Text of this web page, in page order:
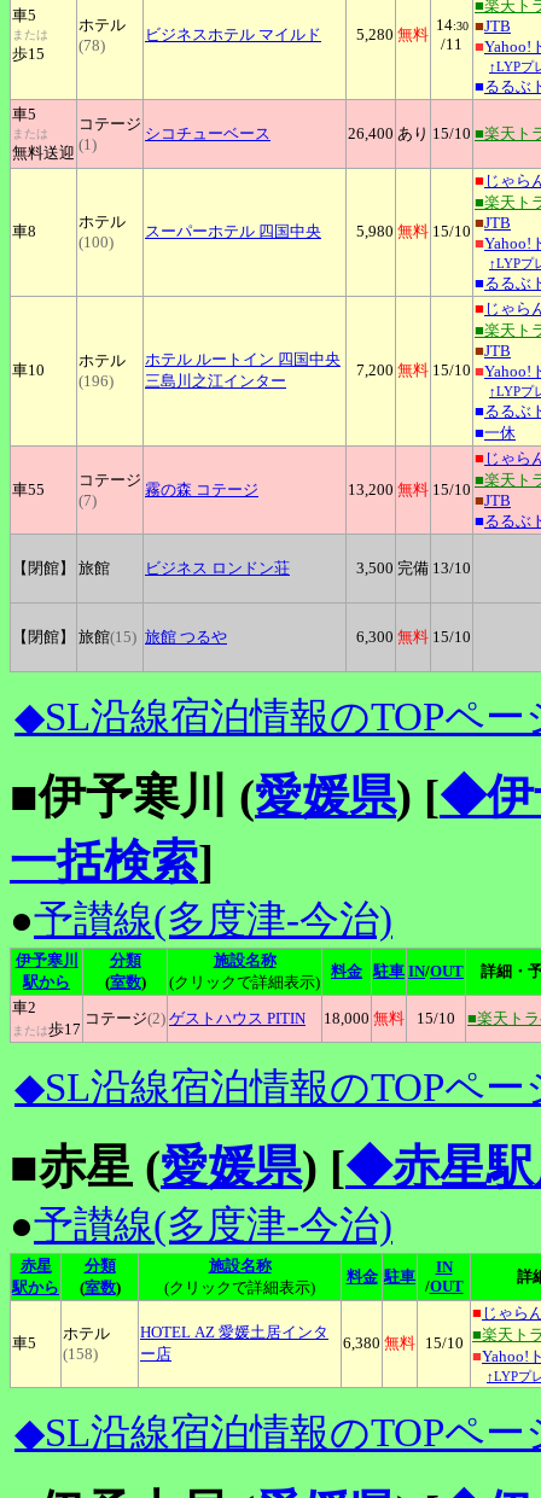
車5
または
歩15
ホテル
(78)
ビジネスホテル マイルド 5,280 無料
14:30
/11
■楽天ト
■JTB
■Yahoo!
↑LYPプ
■るるぶ
車5
または
無料送迎
コテージ
(1)
シコチューベース 26,400 あり 15/10 ■楽天ト
車8
ホテル
(100)
スーパーホテル 四国中央 5,980 無料 15/10
■ じゃら
■楽天ト
■JTB
■Yahoo!
↑LYPプ
■るるぶ
車10
ホテル
(196)
ホテル ルートイン 四国中央
三島川之江インター
7,200 無料 15/10
■ じゃら
■楽天ト
■JTB
■Yahoo!
↑LYPプ
■るるぶ
■一休
車55
コテージ
(7)
霧の森 コテージ 13,200 無料 15/10
■ じゃら
■楽天ト
■JTB
■るるぶ
【閉館】 旅館 ビジネス ロンドン荘 3,500 完備 13/10
【閉館】 旅館(15) 旅館 つるや 6,300 無料 15/10
◆SL沿線宿泊情報のTOPペー
■伊予寒川 (愛媛県) [◆伊
一括検索]
●予讃線(多度津-今治)
伊予寒川
駅から
分類
(室数)
施設名称
(クリックで詳細表示)
料金 駐車 IN/OUT
詳細・
車2
または歩17
コテージ(2) ゲストハウス PITIN 18,000 無料 15/10 ■楽天ト
◆SL沿線宿泊情報のTOPペー
■赤星 (愛媛県) [◆赤星駅
●予讃線(多度津-今治)
赤星
駅から
分類
(室数)
施設名称
(クリックで詳細表示)
料金 駐車
IN
/OUT
詳
車5
ホテル
(158)
HOTEL AZ 愛媛土居インタ
ー店
6,380 無料 15/10
■ じゃら
■楽天ト
■Yahoo!
↑LYPプ
◆SL沿線宿泊情報のTOPペー